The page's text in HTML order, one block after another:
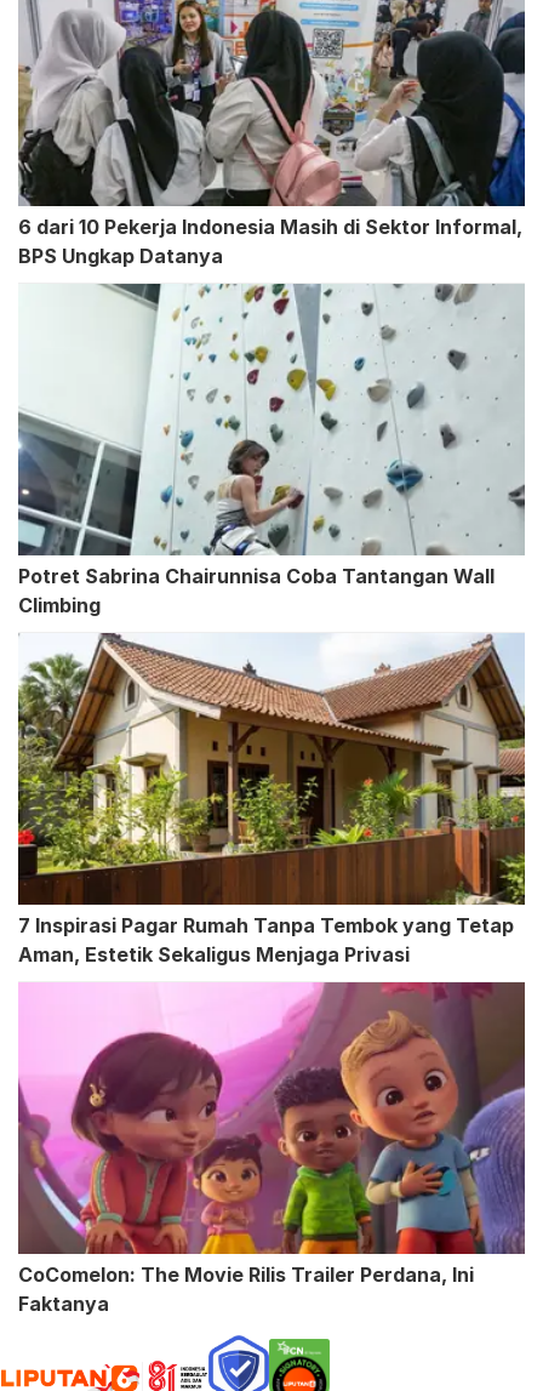
6 dari 10 Pekerja Indonesia Masih di Sektor Informal,
BPS Ungkap Datanya
Potret Sabrina Chairunnisa Coba Tantangan Wall
Climbing
7 Inspirasi Pagar Rumah Tanpa Tembok yang Tetap
Aman, Estetik Sekaligus Menjaga Privasi
CoComelon: The Movie Rilis Trailer Perdana, Ini
Faktanya